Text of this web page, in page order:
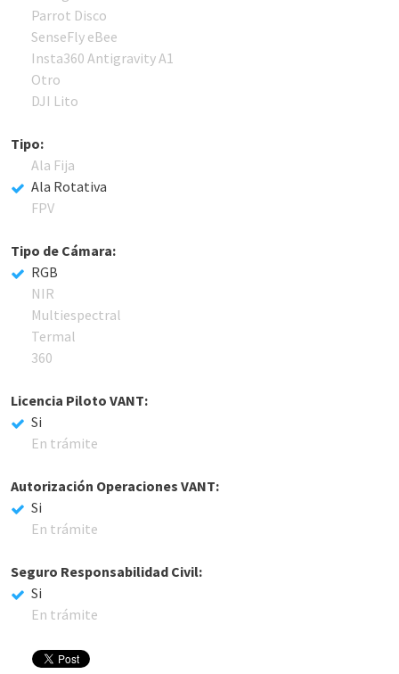
Parrot Disco
SenseFly eBee
Insta360 Antigravity A1
Otro
DJI Lito
Tipo:
Ala Fija
Ala Rotativa
FPV
Tipo de Cámara:
RGB
NIR
Multiespectral
Termal
360
Licencia Piloto VANT:
Si
En trámite
Autorización Operaciones VANT:
Si
En trámite
Seguro Responsabilidad Civil:
Si
En trámite